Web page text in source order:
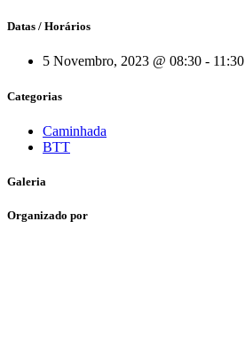
Datas / Horários
5 Novembro, 2023 @ 08:30 - 11:30
Categorias
Caminhada
BTT
Galeria
Organizado por